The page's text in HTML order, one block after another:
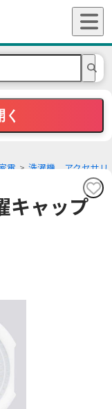
電
洗濯機、アクセサリ
キャップ